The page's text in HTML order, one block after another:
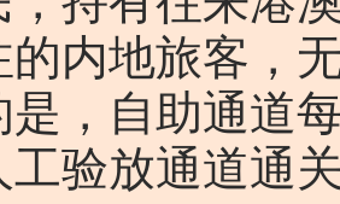
的内地旅客，
是，自助通道
工验放通道通